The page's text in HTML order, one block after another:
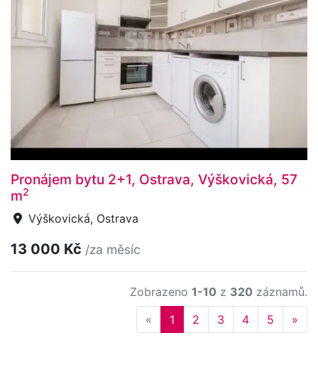
Pronájem bytu 2+1, Ostrava, Výškovická, 57
m2
Výškovická, Ostrava
13 000 Kč /za měsíc
Zobrazeno 1-10 z 320 záznamů.
« Previous
1 2 3 4 5 »